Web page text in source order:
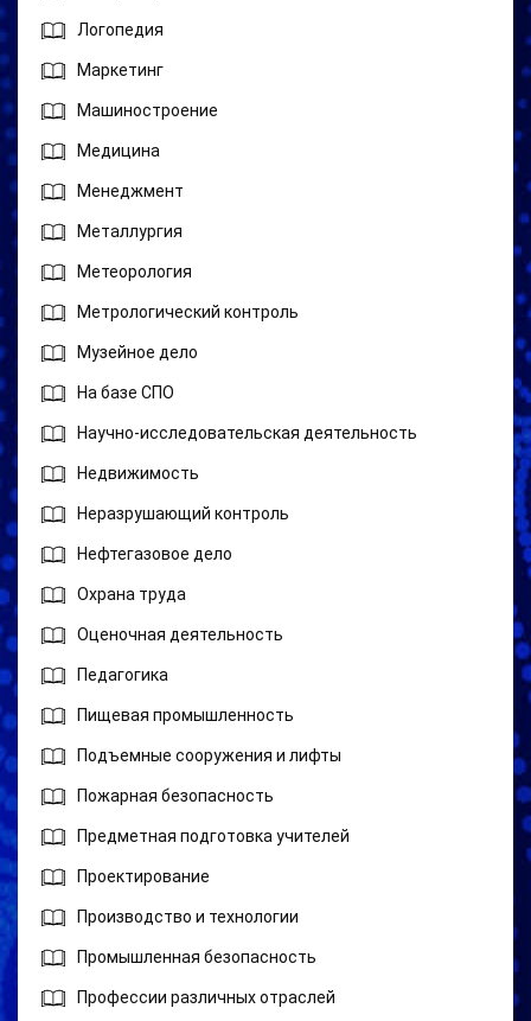
Логопедия
Маркетинг
Машиностроение
Медицина
Менеджмент
Металлургия
Метеорология
Метрологический контроль
Музейное дело
На базе СПО
Научно-исследовательская деятельность
Недвижимость
Неразрушающий контроль
Нефтегазовое дело
Охрана труда
Оценочная деятельность
Педагогика
Пищевая промышленность
Подъемные сооружения и лифты
Пожарная безопасность
Предметная подготовка учителей
Проектирование
Производство и технологии
Промышленная безопасность
Профессии различных отраслей